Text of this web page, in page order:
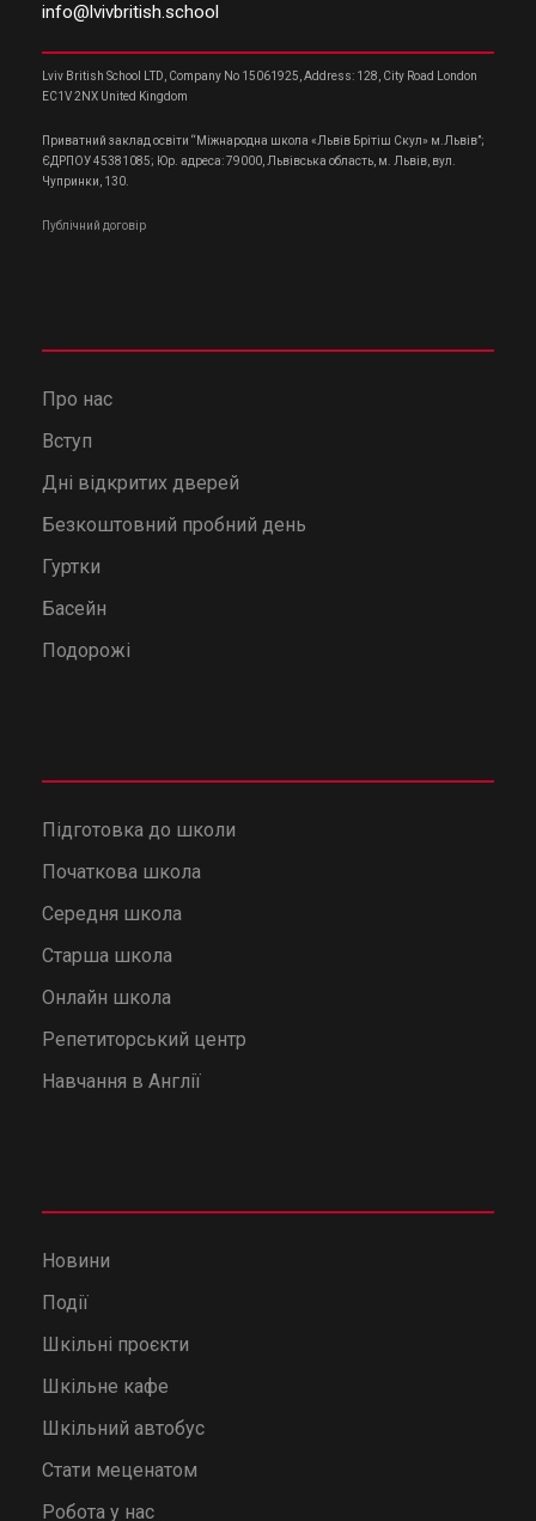
info@lvivbritish.school
Lviv British School LTD, Company No 15061925, Address: 128, City Road London
EC1V 2NX United Kingdom
Приватний заклад освіти “Міжнародна школа «Львів Брітіш Скул» м.Львів”;
ЄДРПОУ 45381085; Юр. адреса: 79000, Львівська область, м. Львів, вул.
Чупринки, 130.
Публічний договір
Про нас
Вступ
Дні відкритих дверей
Безкоштовний пробний день
Гуртки
Басейн
Подорожі
Підготовка до школи
Початкова школа
Середня школа
Старша школа
Онлайн школа
Репетиторський центр
Навчання в Англії
Новини
Події
Шкільні проєкти
Шкільне кафе
Шкільний автобус
Стати меценатом
Робота у нас